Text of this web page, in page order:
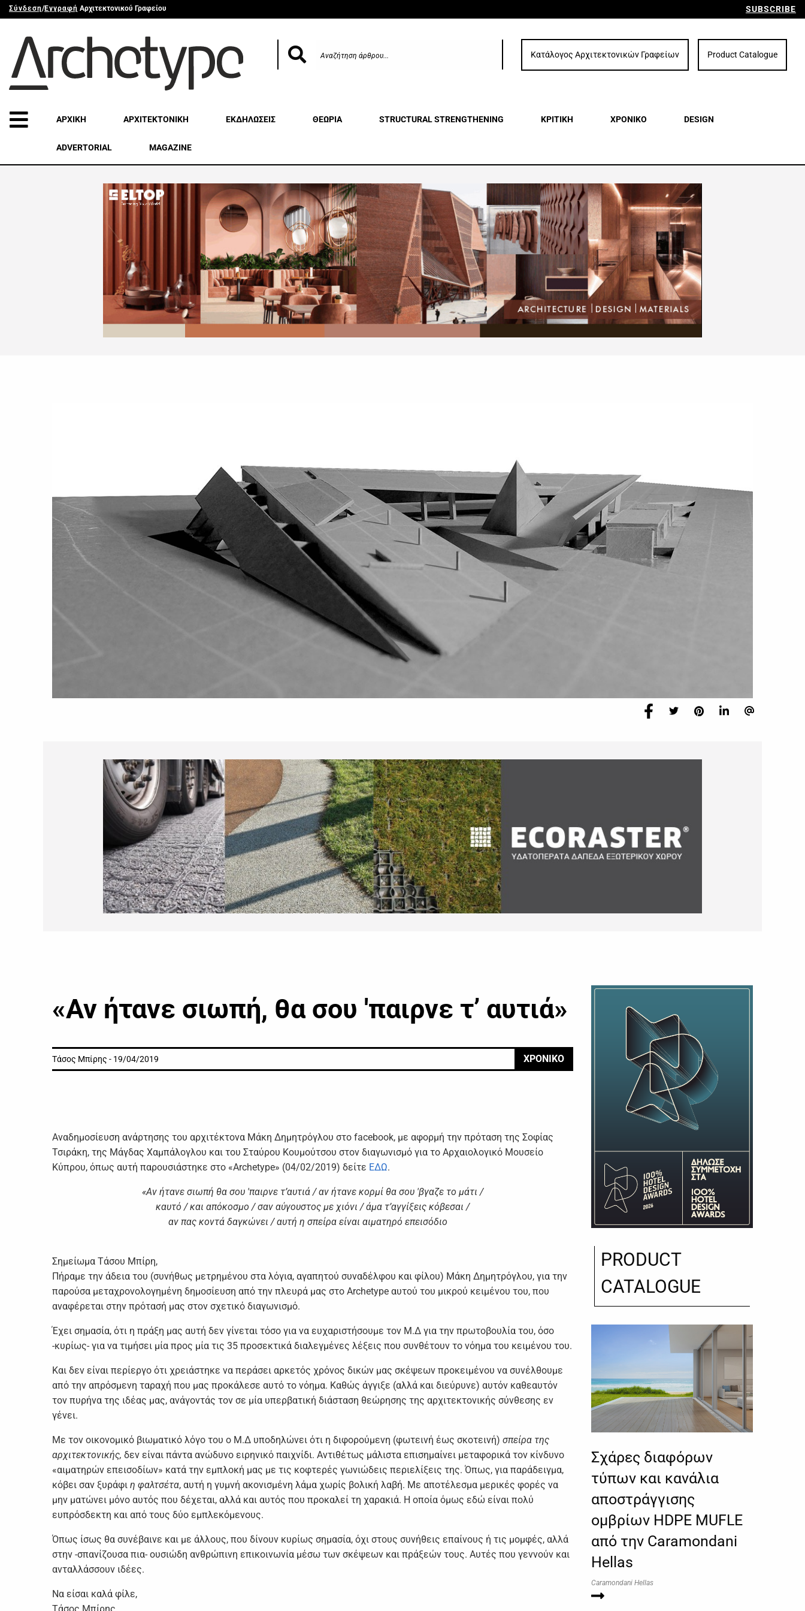
Σύνδεση/Εγγραφή Αρχιτεκτονικού Γραφείου SUBSCRIBE
Κατάλογος Αρχιτεκτονικών Γραφείων Product Catalogue
ΑΡΧΙΚΗ ΑΡΧΙΤΕΚΤΟΝΙΚΗ ΕΚΔΗΛΩΣΕΙΣ ΘΕΩΡΙΑ STRUCTURAL STRENGTHENING ΚΡΙΤΙΚΗ ΧΡΟΝΙΚΟ DESIGN
ADVERTORIAL MAGAZINE
«Αν ήτανε σιωπή, θα σου 'παιρνε τ’ αυτιά»
Τάσος Μπίρης - 19/04/2019 ΧΡΟΝΙΚΟ
Αναδημοσίευση ανάρτησης του αρχιτέκτονα Μάκη Δημητρόγλου στο facebook, με αφορμή την πρόταση της Σοφίας
Τσιράκη, της Μάγδας Χαμπάλογλου και του Σταύρου Κουμούτσου στον διαγωνισμό για το Αρχαιολογικό Μουσείο
Κύπρου, όπως αυτή παρουσιάστηκε στο «Archetype» (04/02/2019) δείτε ΕΔΩ.
«Αν ήτανε σιωπή θα σου 'παιρνε τ’αυτιά / αν ήτανε κορμί θα σου 'βγαζε το μάτι /
καυτό / και απόκοσμο / σαν αύγουστος με χιόνι / άμα τ’αγγίξεις κόβεσαι /
αν πας κοντά δαγκώνει / αυτή η σπείρα είναι αιματηρό επεισόδιο
Σημείωμα Τάσου Μπίρη,
Πήραμε την άδεια του (συνήθως μετρημένου στα λόγια, αγαπητού συναδέλφου και φίλου) Μάκη Δημητρόγλου, για την
παρούσα μεταχρονολογημένη δημοσίευση από την πλευρά μας στο Archetype αυτού του μικρού κειμένου του, που
αναφέρεται στην πρότασή μας στον σχετικό διαγωνισμό.
Έχει σημασία, ότι η πράξη μας αυτή δεν γίνεται τόσο για να ευχαριστήσουμε τον Μ.Δ για την πρωτοβουλία του, όσο
-κυρίως- για να τιμήσει μία προς μία τις 35 προσεκτικά διαλεγμένες λέξεις που συνθέτουν το νόημα του κειμένου του.
Και δεν είναι περίεργο ότι χρειάστηκε να περάσει αρκετός χρόνος δικών μας σκέψεων προκειμένου να συνέλθουμε
από την απρόσμενη ταραχή που μας προκάλεσε αυτό το νόημα. Καθώς άγγιξε (αλλά και διεύρυνε) αυτόν καθεαυτόν
τον πυρήνα της ιδέας μας, ανάγοντάς τον σε μία υπερβατική διάσταση θεώρησης της αρχιτεκτονικής σύνθεσης εν
γένει.
Με τον οικονομικό βιωματικό λόγο του ο Μ.Δ υποδηλώνει ότι η διφορούμενη (φωτεινή έως σκοτεινή) σπείρα της
αρχιτεκτονικής, δεν είναι πάντα ανώδυνο ειρηνικό παιχνίδι. Αντιθέτως μάλιστα επισημαίνει μεταφορικά τον κίνδυνο
«αιματηρών επεισοδίων» κατά την εμπλοκή μας με τις κοφτερές γωνιώδεις περιελίξεις της. Όπως, για παράδειγμα,
κόβει σαν ξυράφι η φαλτσέτα, αυτή η γυμνή ακονισμένη λάμα χωρίς βολική λαβή. Με αποτέλεσμα μερικές φορές να
μην ματώνει μόνο αυτός που δέχεται, αλλά και αυτός που προκαλεί τη χαρακιά. Η οποία όμως εδώ είναι πολύ
ευπρόσδεκτη και από τους δύο εμπλεκόμενους.
Όπως ίσως θα συνέβαινε και με άλλους, που δίνουν κυρίως σημασία, όχι στους συνήθεις επαίνους ή τις μομφές, αλλά
στην -σπανίζουσα πια- ουσιώδη ανθρώπινη επικοινωνία μέσω των σκέψεων και πράξεών τους. Αυτές που γεννούν και
ανταλλάσσουν ιδέες.
Να είσαι καλά φίλε,
PRODUCT
CATALOGUE
Σχάρες διαφόρων
τύπων και κανάλια
αποστράγγισης
ομβρίων HDPE MUFLE
από την Caramondani
Hellas
Caramondani Hellas